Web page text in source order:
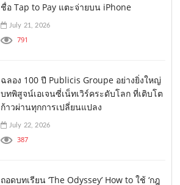
ชื่อ Tap to Pay แตะจ่ายบน iPhone
July 21, 2026
791
ฉลอง 100 ปี Publicis Groupe อย่างยิ่งใหญ่
บทพิสูจน์เอเจนซี่เน็ทเวิร์คระดับโลก ที่เติบโต
ก้าวผ่านทุกการเปลี่ยนแปลง
July 22, 2026
387
ถอดบทเรียน ‘The Odyssey’ How to ใช้ ‘กฎ